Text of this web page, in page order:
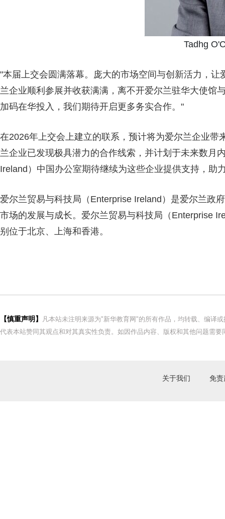
Tadhg
"本届上交会圆满落幕。庞大的市场空间与创新活力，
兰企业顺利参展并收获满满，离不开爱尔兰驻华大使馆
加码在华投入，我们期待开启更多务实合作。"
在2026年上交会上建立的联系，预计将为爱尔兰企业
兰企业已发现极具潜力的合作线索，并计划于未来数月
Ireland）中国办公室期待继续为这些企业提供支持，助
爱尔兰贸易与科技局（Enterprise Ireland）是爱尔兰政
市场的发展与成长。爱尔兰贸易与科技局（Enterprise
别位于北京、上海和香港。
【慎重声明】
凡本站未注明来源为"新华教育网"的所有作品，均转载、编译
代表本站赞同其观点和对其真实性负责。如因作品内容、版权和其他问题需
关于我们 免责